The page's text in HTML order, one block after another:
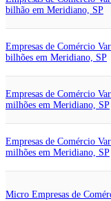
bilhão em Meridiano, SP
Empresas de Comércio
bilhões em Meridiano, SP
Empresas de Comércio
milhões em Meridiano, SP
Empresas de Comércio
milhões em Meridiano, SP
Micro Empresas de